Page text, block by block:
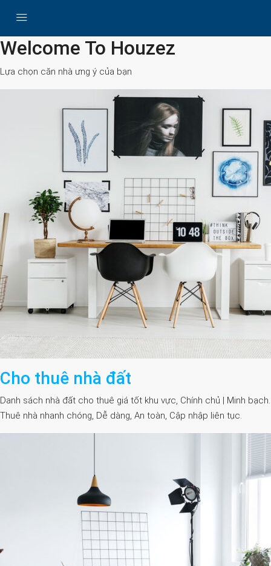
Search
Welcome To Houzez
Lựa chọn căn nhà ưng ý của bạn
Cho thuê nhà đất
Danh sách nhà đất cho thuê giá tốt khu vực, Chính chủ | Minh bạch.
Thuê nhà nhanh chóng, Dễ dàng, An toàn, Cập nhập liên tục.